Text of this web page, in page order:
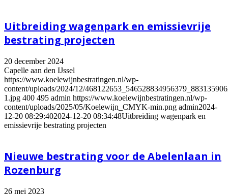
Uitbreiding wagenpark en emissievrije
bestrating projecten
20 december 2024
Capelle aan den IJssel
https://www.koelewijnbestratingen.nl/wp-
content/uploads/2024/12/
1.jpg 400 495 admin https://www.koelewijnbestratingen.nl/wp-
content/uploads/2025/05/Koelewijn_CMYK-min.png admin2024-
12-20 08:29:402024-12-20 08:34:48Uitbreiding wagenpark en
emissievrije bestrating projecten
Nieuwe bestrating voor de Abelenlaan in
Rozenburg
26 mei 2023